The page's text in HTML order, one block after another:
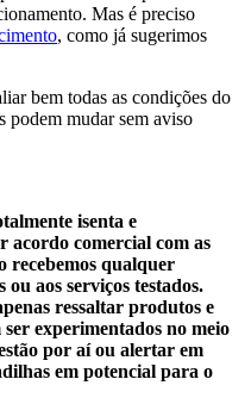
Mas é preciso
, como já sugerimos
bem todas as condições do
podem mudar sem aviso
isenta e
acordo comercial com as
recebemos qualquer
aos serviços testados.
ressaltar produtos e
experimentados no meio
por aí ou alertar em
em potencial para o